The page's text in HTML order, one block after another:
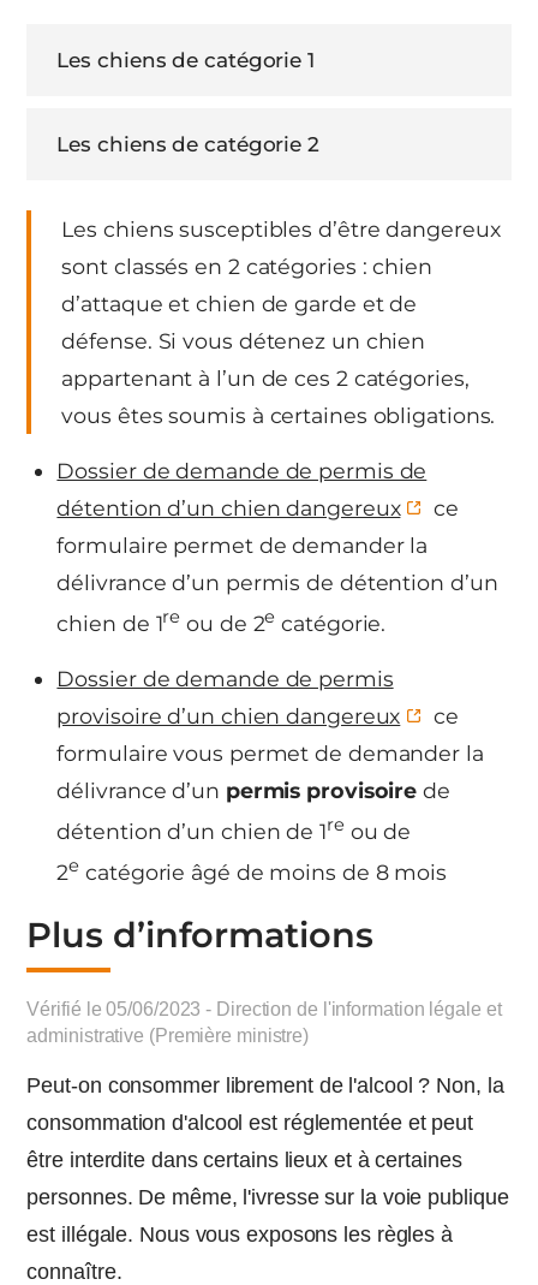
Les chiens susceptibles d’être dangereux
sont classés en 2 catégories : chien
d’attaque et chien de garde et de
défense. Si vous détenez un chien
appartenant à l’un de ces 2 catégories,
vous êtes soumis à certaines obligations.
Dossier de demande de permis de
détention d’un chien dangereux
ce
formulaire permet de demander la
délivrance d’un permis de détention d’un
chien de 1re ou de 2e catégorie.
Dossier de demande de permis
provisoire d’un chien dangereux
ce
formulaire vous permet de demander la
délivrance d’un permis provisoire de
détention d’un chien de 1re ou de
2e catégorie âgé de moins de 8 mois
Plus d’informations
Vérifié le 05/06/2023 - Direction de l'information légale et
administrative (Première ministre)
Peut-on consommer librement de l'alcool ? Non, la
consommation d'alcool est réglementée et peut
être interdite dans certains lieux et à certaines
personnes. De même, l'ivresse sur la voie publique
est illégale. Nous vous exposons les règles à
connaître.
Les chiens de catégorie 1
Les chiens de catégorie 2